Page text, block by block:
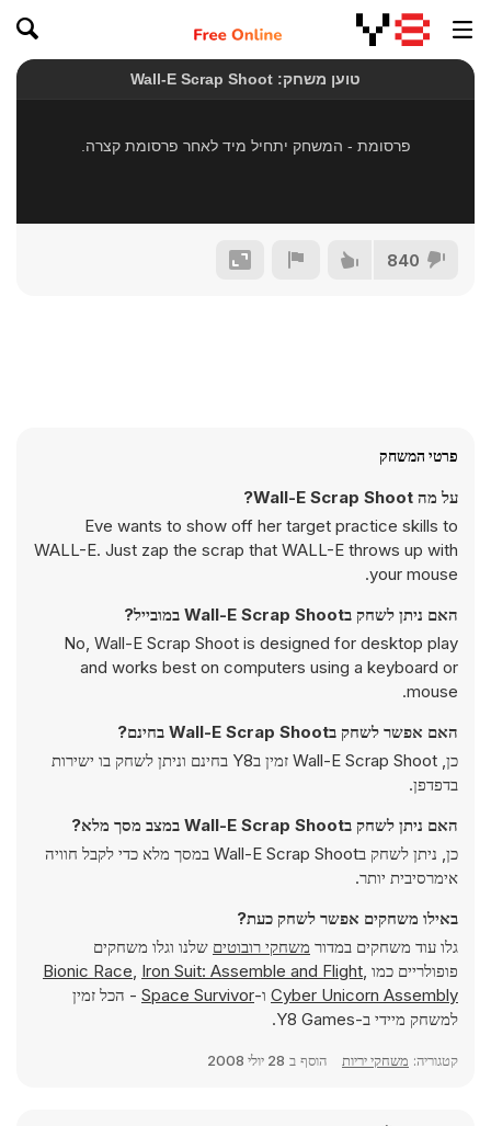
840
פרטי המשחק
על מה Wall-E Scrap Shoot?
Eve wants to show off her target practice skills to
WALL-E. Just zap the scrap that WALL-E throws up with
your mouse.
האם ניתן לשחק בWall-E Scrap Shoot במובייל?
No, Wall-E Scrap Shoot is designed for desktop play
and works best on computers using a keyboard or
mouse.
האם אפשר לשחק בWall-E Scrap Shoot בחינם?
כן, Wall-E Scrap Shoot זמין בY8 בחינם וניתן לשחק בו ישירות
בדפדפן.
האם ניתן לשחק בWall-E Scrap Shoot במצב מסך מלא?
כן, ניתן לשחק בWall-E Scrap Shoot במסך מלא כדי לקבל חוויה
אימרסיבית יותר.
באילו משחקים אפשר לשחק כעת?
גלו עוד משחקים במדור משחקי רובוטים שלנו וגלו משחקים
פופולריים כמו
Bionic Race, Iron Suit: Assemble and Flight,
Cyber Unicorn Assembly ו-Space Survivor - הכל זמין
למשחק מיידי ב-Y8 Games.
קטגוריה: משחקי יריות הוסף ב 28 יולי 2008